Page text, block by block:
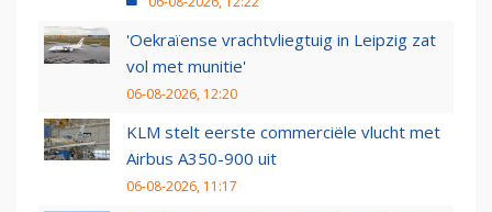
'Oekraïense vrachtvliegtuig in Leipzig zat
vol met munitie'
06-08-2026, 12:20
KLM stelt eerste commerciële vlucht met
Airbus A350-900 uit
06-08-2026, 11:17